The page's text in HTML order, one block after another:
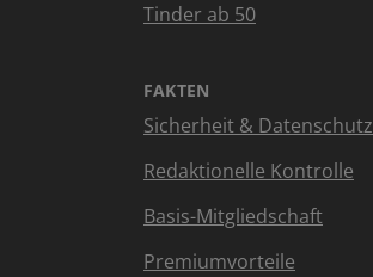
Tinder ab 50
FAKTEN
Sicherheit & Datenschutz
Redaktionelle Kontrolle
Basis-Mitgliedschaft
Premiumvorteile